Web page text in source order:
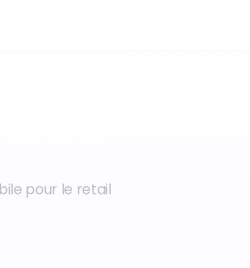
pour le retail